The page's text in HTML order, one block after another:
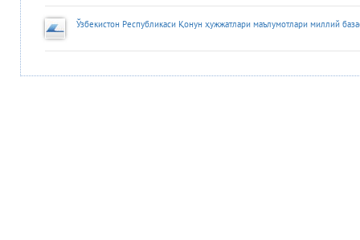
Ўзбекистон Республикаси Қонун ҳужжатлари маълумотлари миллий